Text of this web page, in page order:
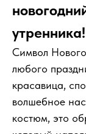
утренника!
Символ
любого
красавица,
волшебное
костюм, это